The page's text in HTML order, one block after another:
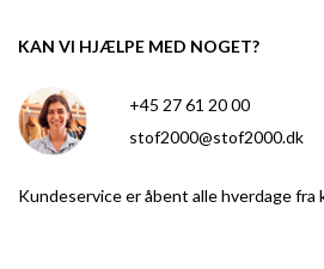
KAN VI HJÆLPE MED NOGET?
+45 27 61 20 00
stof2000@stof2000.dk
Kundeservice er åbent alle hverdage fra